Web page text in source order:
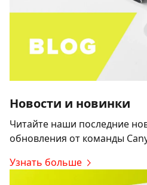
Новости и новинки
Читайте наши последние
обновления от команды
Узнать больше